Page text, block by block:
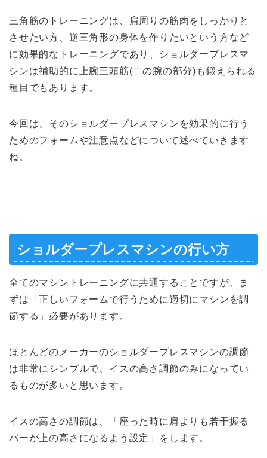
三角筋のトレーニングは、肩周りの筋肉をしっかりと
させたい方、 逆三角形の身体を作りたいという方など
に効果的なトレーニングであり、ショルダープレスマ
シンは補助的に上腕三頭筋(二の腕の部分)も鍛えられる
種目でもあります。
今回は、そのショルダープレスマシンを効果的に行う
ためのフォームや注意点などについて述べていきます
ね。
ショルダープレスマシンの行い方
全てのマシントレーニングに共通することですが、
ま
ずは「正しいフォームで行うために適切にマシンを調
節する」必要があります。
ほとんどのメーカーのショルダープレスマシンの調節
は非常にシンプルで、 イスの高さ調節のみになってい
るものが多いと思います。
イスの高さの調節は、「座った時に肩よりも若干握る
バーが上の高さになるよう設定」をします。